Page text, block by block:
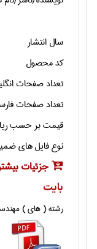
سال انتشار
کد محصول
تعداد صفحات
تعداد صفحات
قیمت بر حسب
نوع فایل های
جزئیات
بایت
رشته ( های )